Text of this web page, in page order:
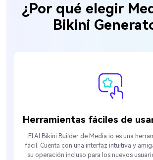
¿Por qué elegir
Bikini
Herramientas fáciles de
El AI Bikini Builder de Media.io es una
fácil. Cuenta con una interfaz intuitiva y
su operación incluso para los nuevos